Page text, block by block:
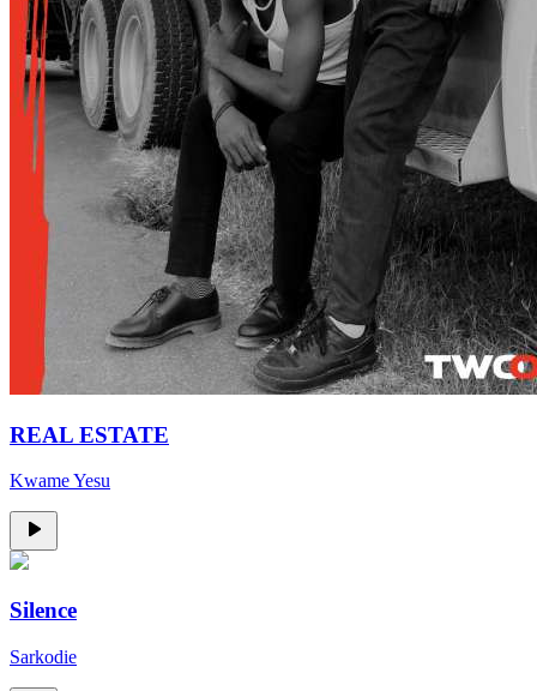
REAL ESTATE
Kwame Yesu
Silence
Sarkodie